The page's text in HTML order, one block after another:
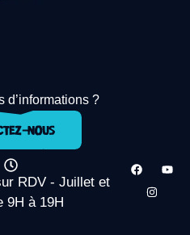
d’informations ?
RDV - Juillet et
9H à 19H